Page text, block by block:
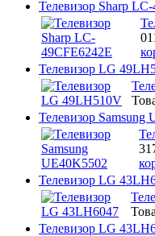
Телевизор Sharp
Телевизор LG
Телевизор Samsung
Телевизор LG
Телевизор LG